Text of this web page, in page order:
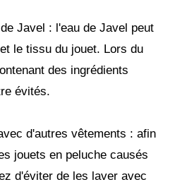
Javel : l'eau de Javel peut
le tissu du jouet. Lors du
des ingrédients
évités.
d'autres vêtements : afin
jouets en peluche causés
d'éviter de les laver avec